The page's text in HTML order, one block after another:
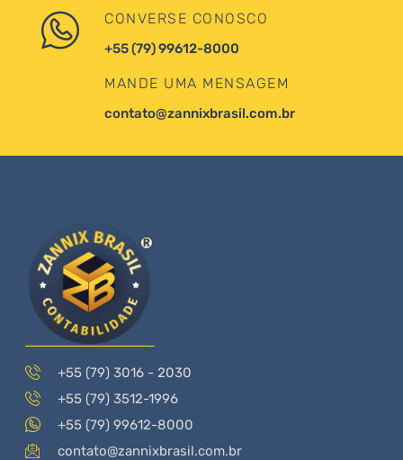
CONVERSE CONOSCO
+55 (79) 99612-8000
MANDE UMA MENSAGEM
contato@zannixbrasil.com.br
+55 (79) 3016 - 2030
+55 (79) 3512-1996
+55 (79) 99612-8000
contato@zannixbrasil.com.br